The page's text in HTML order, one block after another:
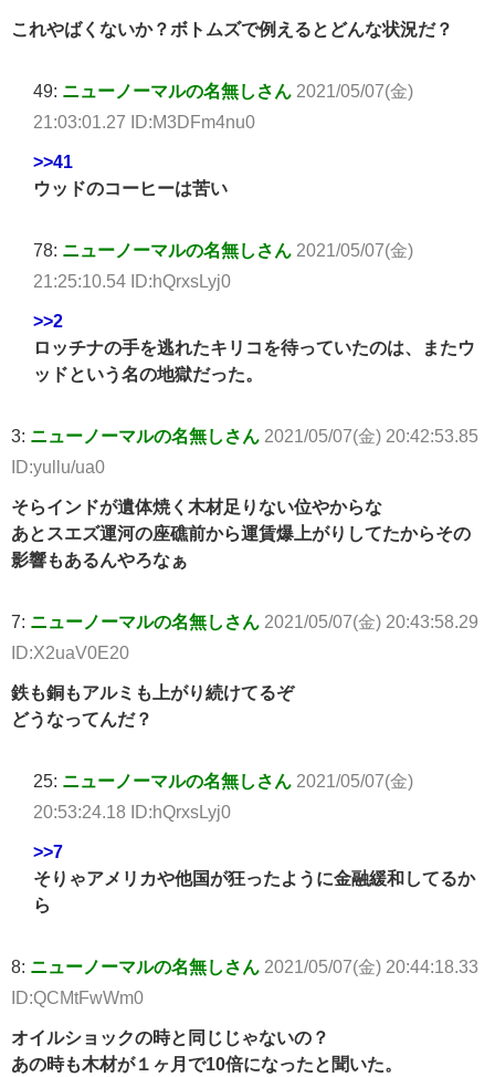
これやばくないか？ボトムズで例えるとどんな状況だ？
49: ニューノーマルの名無しさん 2021/05/07(金)
21:03:01.27 ID:M3DFm4nu0
>>41
ウッドのコーヒーは苦い
78: ニューノーマルの名無しさん 2021/05/07(金)
21:25:10.54 ID:hQrxsLyj0
>>2
ロッチナの手を逃れたキリコを待っていたのは、またウ
ッドという名の地獄だった。
3: ニューノーマルの名無しさん 2021/05/07(金) 20:42:53.85
ID:yullu/ua0
そらインドが遺体焼く木材足りない位やからな
あとスエズ運河の座礁前から運賃爆上がりしてたからその
影響もあるんやろなぁ
7: ニューノーマルの名無しさん 2021/05/07(金) 20:43:58.29
ID:X2uaV0E20
鉄も銅もアルミも上がり続けてるぞ
どうなってんだ？
25: ニューノーマルの名無しさん 2021/05/07(金)
20:53:24.18 ID:hQrxsLyj0
>>7
そりゃアメリカや他国が狂ったように金融緩和してるか
ら
8: ニューノーマルの名無しさん 2021/05/07(金) 20:44:18.33
ID:QCMtFwWm0
オイルショックの時と同じじゃないの？
あの時も木材が１ヶ月で10倍になったと聞いた。